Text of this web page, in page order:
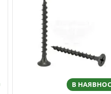
В